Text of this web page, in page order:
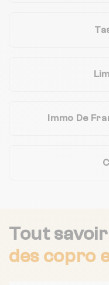
Immo De
Tout
des copro